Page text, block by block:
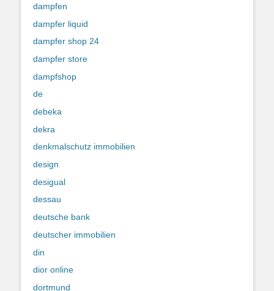
dampfen
dampfer liquid
dampfer shop 24
dampfer store
dampfshop
de
debeka
dekra
denkmalschutz immobilien
design
desigual
dessau
deutsche bank
deutscher immobilien
din
dior online
dortmund